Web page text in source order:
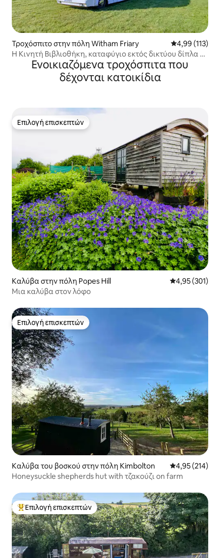
Τροχόσπιτο στην πόλη Witham Friary Μέση
4,99 (113)
Η Κινητή Βιβλιοθήκη, καταφύγιο εκτός δικτύου δίπλα σε
μια λίμνη.Ενοικιαζόμενα τροχόσπιτα που
δέχονται κατοικίδια
Επιλογή επισκεπτών
Επιλογή επισκεπτών
Καλύβα στην πόλη Popes Hill Μέση
4,95 (301)
Μια καλύβα στον λόφο
Επιλογή επισκεπτών
Επιλογή επισκεπτών
Καλύβα του βοσκού στην πόλη Kimbolton Μέση
4,95 (214)
Honeysuckle shepherds hut with τζακούζι on farm
Κορυφαία επιλογή επισκεπτών
Επιλογή επισκεπτών